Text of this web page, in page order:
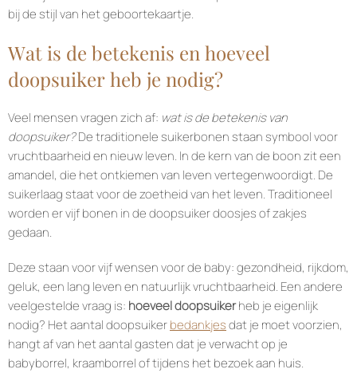
bij de stijl van het geboortekaartje.
Wat is de betekenis en hoeveel
doopsuiker heb je nodig?
Veel mensen vragen zich af: wat is de betekenis van
doopsuiker?De traditionele suikerbonen staan symbool voor
vruchtbaarheid en nieuw leven. In de kern van de boon zit een
amandel, die het ontkiemen van leven vertegenwoordigt. De
suikerlaag staat voor de zoetheid van het leven. Traditioneel
worden er vijf bonen in de doopsuiker doosjes of zakjes
gedaan.
Deze staan voor vijf wensen voor de baby: gezondheid, rijkdom,
geluk, een lang leven en natuurlijk vruchtbaarheid. Een andere
veelgestelde vraag is: hoeveel doopsuikerheb je eigenlijk
nodig? Het aantal doopsuikerbedankjesdat je moet voorzien,
hangt af van het aantal gasten dat je verwacht op je
babyborrel, kraamborrel of tijdens het bezoek aan huis.